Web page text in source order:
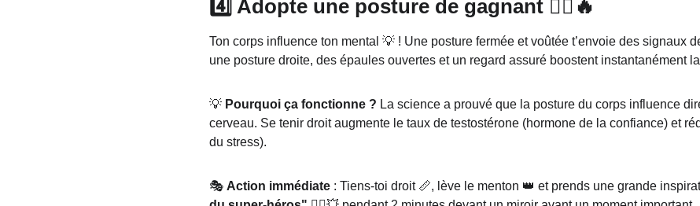
4️⃣ Adopte une posture de gagnant 🦸‍♂️🔥
Ton corps influence ton mental 💡 ! Une posture fermée et voûtée t’envoie des signaux
une posture droite, des épaules ouvertes et un regard assuré boostent instantanément
💡 Pourquoi ça fonctionne ? La science a prouvé que la posture du corps influence
cerveau. Se tenir droit augmente le taux de testostérone (hormone de la confiance) et
du stress).
🎭 Action immédiate : Tiens-toi droit 📏, lève le menton 👑 et prends une grande